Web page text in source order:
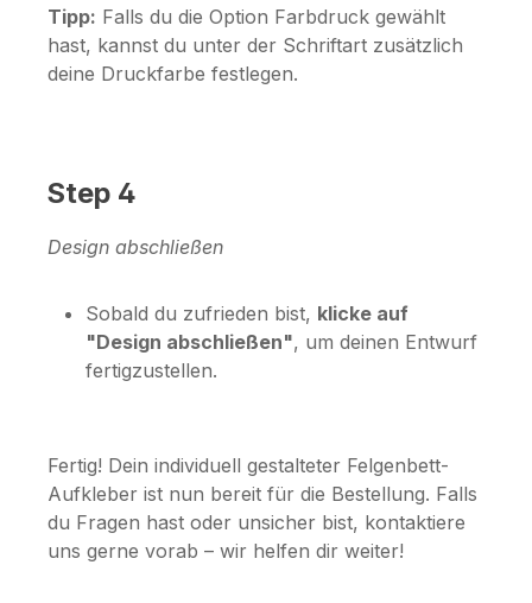
Tipp: Falls du die Option Farbdruck gewählt
hast, kannst du unter der Schriftart zusätzlich
deine Druckfarbe festlegen.
Step 4
Design abschließen
Sobald du zufrieden bist, klicke auf
"Design abschließen", um deinen Entwurf
fertigzustellen.
Fertig! Dein individuell gestalteter Felgenbett-
Aufkleber ist nun bereit für die Bestellung. Falls
du Fragen hast oder unsicher bist, kontaktiere
uns gerne vorab – wir helfen dir weiter!